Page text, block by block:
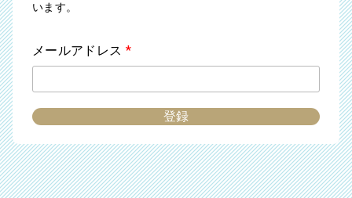
います。
メールアドレス *